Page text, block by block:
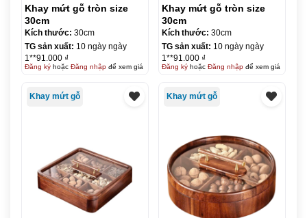
Khay mứt gỗ tròn size
30cm
Kích thước: 30cm
TG sản xuất: 10 ngày ngày
1**91.000 ₫
Đăng kýhoặc Đăng nhậpđể xem giá
Khay mứt gỗ tròn size
30cm
Kích thước: 30cm
TG sản xuất: 10 ngày ngày
1**91.000 ₫
Đăng kýhoặc Đăng nhậpđể xem giá
Khay mứt gỗ Khay mứt gỗ